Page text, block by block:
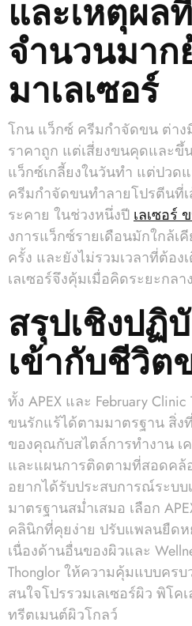
จำนวนมาก
มาเลเซอร์
โกน แว็กซ์ ครีมกำจัดขน ต่าง
ราคาถูก แต่เสี่ยงขนคุดและขึ้
แว็กซ์เกลี้ยงในวันทำ แต่ปวด
ครีมกำจัดขนทำลายโปรตีนที่
ระคาย ในช่วงหนึ่งปี เลเซอร์
งการแว็กซ์รายเดือนมักใกล้เ
ครั้ง และยังไม่รวมเวลาที่ต้อง
เลเซอร์จึงคุ้มเมื่อคิดระยะกลา
สรุปเชิงปฏิ
เข้ากับชีวิ
ทั้ง APEX และ February
ขนรักแร้ได้ตามมาตรฐาน สิ่
ของคุณกับสไตล์การทำงาน เ
และแผนการติดตามที่สอดคล้
อยากได้รับประสบการณ์ระบบ
มาตรฐานสม่ำเสมอ เลือก
คลินิกที่คุยง่าย ปรับแพลนยืด
เนื่องด้านอื่นของผิวและ
Thonglor ให้ความคุ้มแบบคร
สนใจโปรรวมเลเซอร์ผิว พิโค
ทรีตเมนต์ผิวโกลว์